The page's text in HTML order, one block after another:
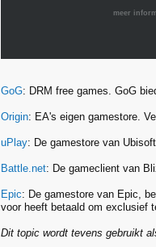
meer
GoG: DRM free games. GoG
Origin: EA's eigen gamestore.
uPlay: De gamestore van
Battle.net: De gameclient van
Epic: De gamestore van Epic,
voor heeft betaald om exclusief
Dit topic wordt tevens gebruikt